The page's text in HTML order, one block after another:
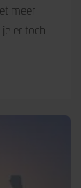
meer
er toch